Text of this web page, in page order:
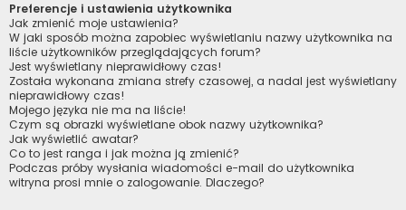
Preferencje i ustawienia użytkownika
Jak zmienić moje ustawienia?
W jaki sposób można zapobiec wyświetlaniu nazwy użytkownika na
liście użytkowników przeglądających forum?
Jest wyświetlany nieprawidłowy czas!
Została wykonana zmiana strefy czasowej, a nadal jest wyświetlany
nieprawidłowy czas!
Mojego języka nie ma na liście!
Czym są obrazki wyświetlane obok nazwy użytkownika?
Jak wyświetlić awatar?
Co to jest ranga i jak można ją zmienić?
Podczas próby wysłania wiadomości e-mail do użytkownika
witryna prosi mnie o zalogowanie. Dlaczego?